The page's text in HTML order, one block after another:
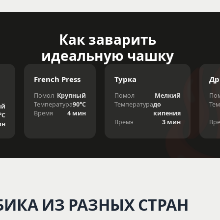
Как заварить
идеальную чашку
French Press
Помол Крупный
Температура90°C
Время
4 мин
Турка
Помол
Мелкий
Температурадо
кипения
Время
3 мин
ИЗ РАЗНЫХ СТРАН